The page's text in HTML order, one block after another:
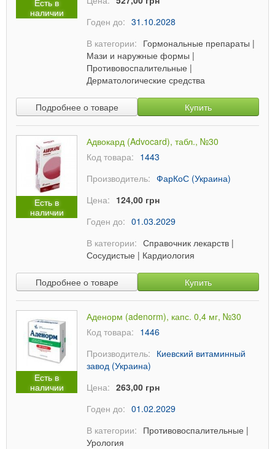
Есть в
наличии
Годен до: 31.10.2028
В категории: Гормональные препараты |
Мази и наружные формы |
Противовоспалительные |
Дерматологические средства
Подробнее о товаре Купить
Есть в
наличии
Адвокард (Advocard), табл., №30
Код товара: 1443
Производитель: ФарКоС (Украина)
Цена: 124,00 грн
Годен до: 01.03.2029
В категории: Справочник лекарств |
Сосудистые | Кардиология
Подробнее о товаре Купить
Есть в
наличии
Аденорм (adenorm), капс. 0,4 мг, №30
Код товара: 1446
Производитель: Киевский витаминный
завод (Украина)
Цена: 263,00 грн
Годен до: 01.02.2029
В категории: Противовоспалительные |
Урология